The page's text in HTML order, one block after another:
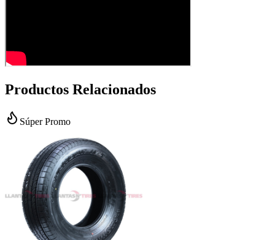
Productos Relacionados
Súper Promo